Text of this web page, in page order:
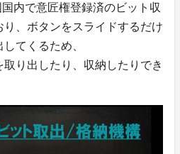
内で意匠権登録済のビット収
、ボタンをスライドするだけ
てくるため、
り出したり、収納したりでき